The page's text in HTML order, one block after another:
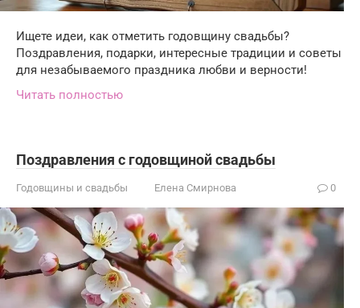
Ищете идеи, как отметить годовщину свадьбы?
Поздравления, подарки, интересные традиции и советы
для незабываемого праздника любви и верности!
Читать полностью
Поздравления с годовщиной свадьбы
Годовщины и свадьбы Елена Смирнова 0